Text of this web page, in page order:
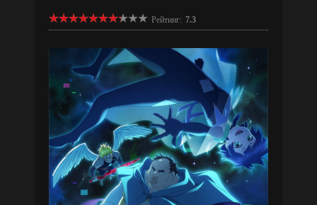
Рейтинг: 7.3